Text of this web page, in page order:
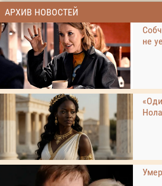
АРХИВ НОВОСТЕЙ
не